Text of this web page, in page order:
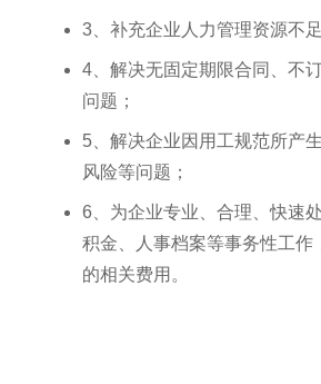
3、补充企业人力管理资源不
4、解决无固定期限合同、不
问题；
5、解决企业因用工规范所产
风险等问题；
6、为企业专业、合理、快速
积金、人事档案等事务性工作
的相关费用。